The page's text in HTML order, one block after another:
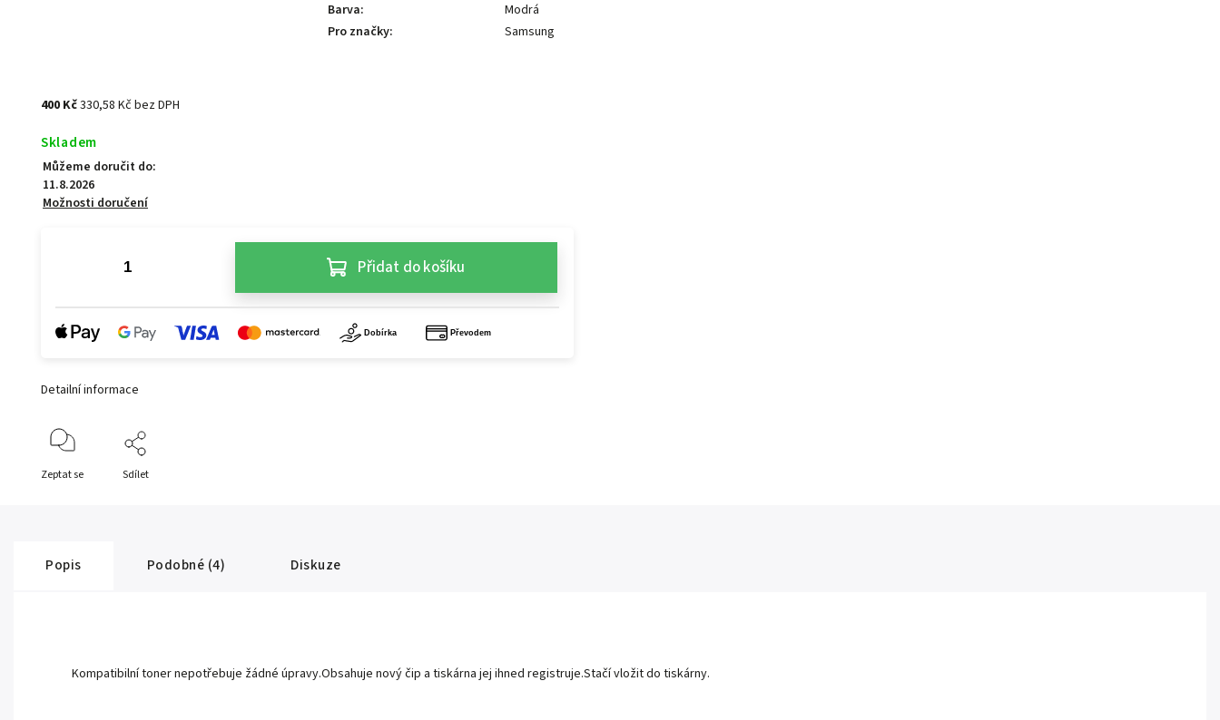
Barva:
Modrá
Pro značky: Samsung
400 Kč330,58 Kč bez DPH
Skladem
Můžeme doručit do:
11.8.2026
Možnosti doručení
Přidat do košíku
Detailní informace
Zeptat se Sdílet
Popis Podobné (4) Diskuze
Kompatibilní toner nepotřebuje žádné úpravy.Obsahuje nový čip a tiskárna jej ihned registruje.Stačí vložit do tiskárny.